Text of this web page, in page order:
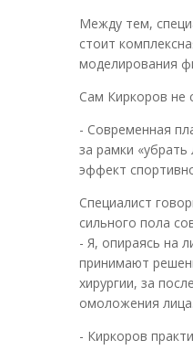
Между тем,
стоит
моделирования
Сам Киркоров не
- Современная
за рамки
эффект
Специалист
сильного пола
- Я, опираясь на
принимают
хирургии, за
омоложения
- Киркоров